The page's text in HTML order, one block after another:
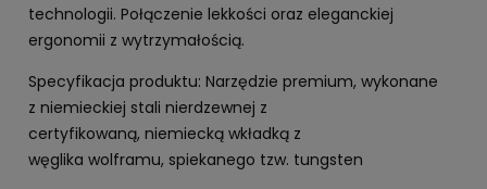
technologii. Połączenie lekkości oraz eleganckiej
ergonomii z wytrzymałością.
Specyfikacja produktu: Narzędzie premium, wykonane
z niemieckiej stali nierdzewnej z
certyfikowaną, niemiecką wkładką z
węglika wolframu, spiekanego tzw. tungsten